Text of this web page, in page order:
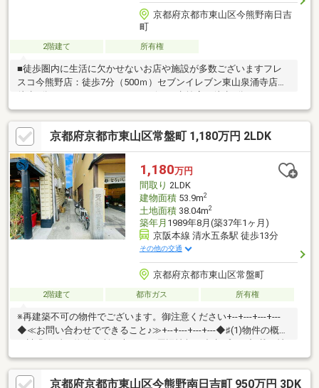
京都府京都市東山区今熊野南日吉
町
2階建て 所有権
■徒歩圏内に生活に欠かせないお店や施設が多数ございますフレ
スコ今熊野店：徒歩7分（500ｍ）セブンイレブン東山泉涌寺店：
ファミリーマート京都女子大学店：徒歩9分（669ｍ）ダックス東
山本町店：徒歩11分（875ｍ）京都第一赤十字病院：徒歩10分
（748ｍ）京都今熊野郵便局：徒歩7分（544ｍ）京都中央信用金
庫泉涌寺支店：徒歩7分（483ｍ）京都信用金庫東山支店：徒歩8
分（596ｍ）※売主契約不適合責任免責※再建築不可※写真中の家具
等の調度品は売買対象に含まれません
京都府京都市東山区常盤町 1,180万円 2LDK
1,180万円
間取り 2LDK
建物面積53.9m2
土地面積38.04m2
築年月 1989年8月(築37年1ヶ月)
京阪本線 清水五条駅 徒歩13分
その他の交通
京都府京都市東山区常盤町
2階建て 都市ガス 所有権
※再建築不可の物件でございます。御注意ください+--+---+---+---
◆≪お問い合わせでできること♪≫+--+---+---+---◆♯(1)物件の概要
報豊富な資料をお送りいたします♪--+---+---◆♯(2)資金計画☆彡・
購入に掛かる費用の確認・お客様の借りれる住宅ローンの確認・
建築費用の確認--+---+---◆♯(3)類似物件のご紹介☆彡・エリアや
京都府京都市東山区今熊野南日吉町 950万円 3DK